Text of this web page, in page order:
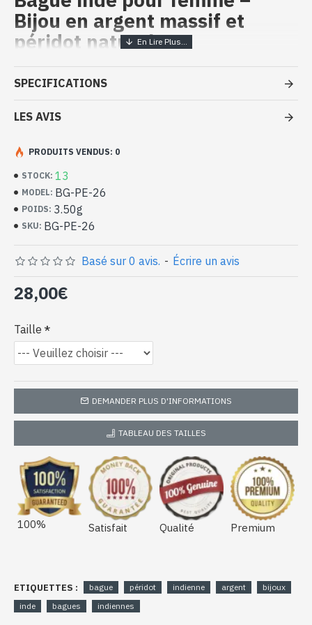
Bijou en argent massif et
péridot naturel
Bijoux inde artisanaux - Bague
argent massif et Péridot
- Bague en argent véritable 925/1000
- Pierre sertie, taillée à la main, forme ovale
- Livrée avec un petit sac artisanal
Bague indienne argent et péridot
naturel de forme ovale (BG-PE-26)
SPECIFICATIONS
LES AVIS
STOCK: 13
MODEL: BG-PE-26
POIDS: 3.50g
SKU: BG-PE-26
PRODUITS VENDUS: 0
Basé sur 0 avis. - Écrire un avis
28,00€
Taille
DEMANDER PLUS D'INFORMATIONS
TABLEAU DES TAILLES
100% Satisfait Qualité Premium
ETIQUETTES : bague péridot indienne argent
bijoux
inde
bagues indiennes